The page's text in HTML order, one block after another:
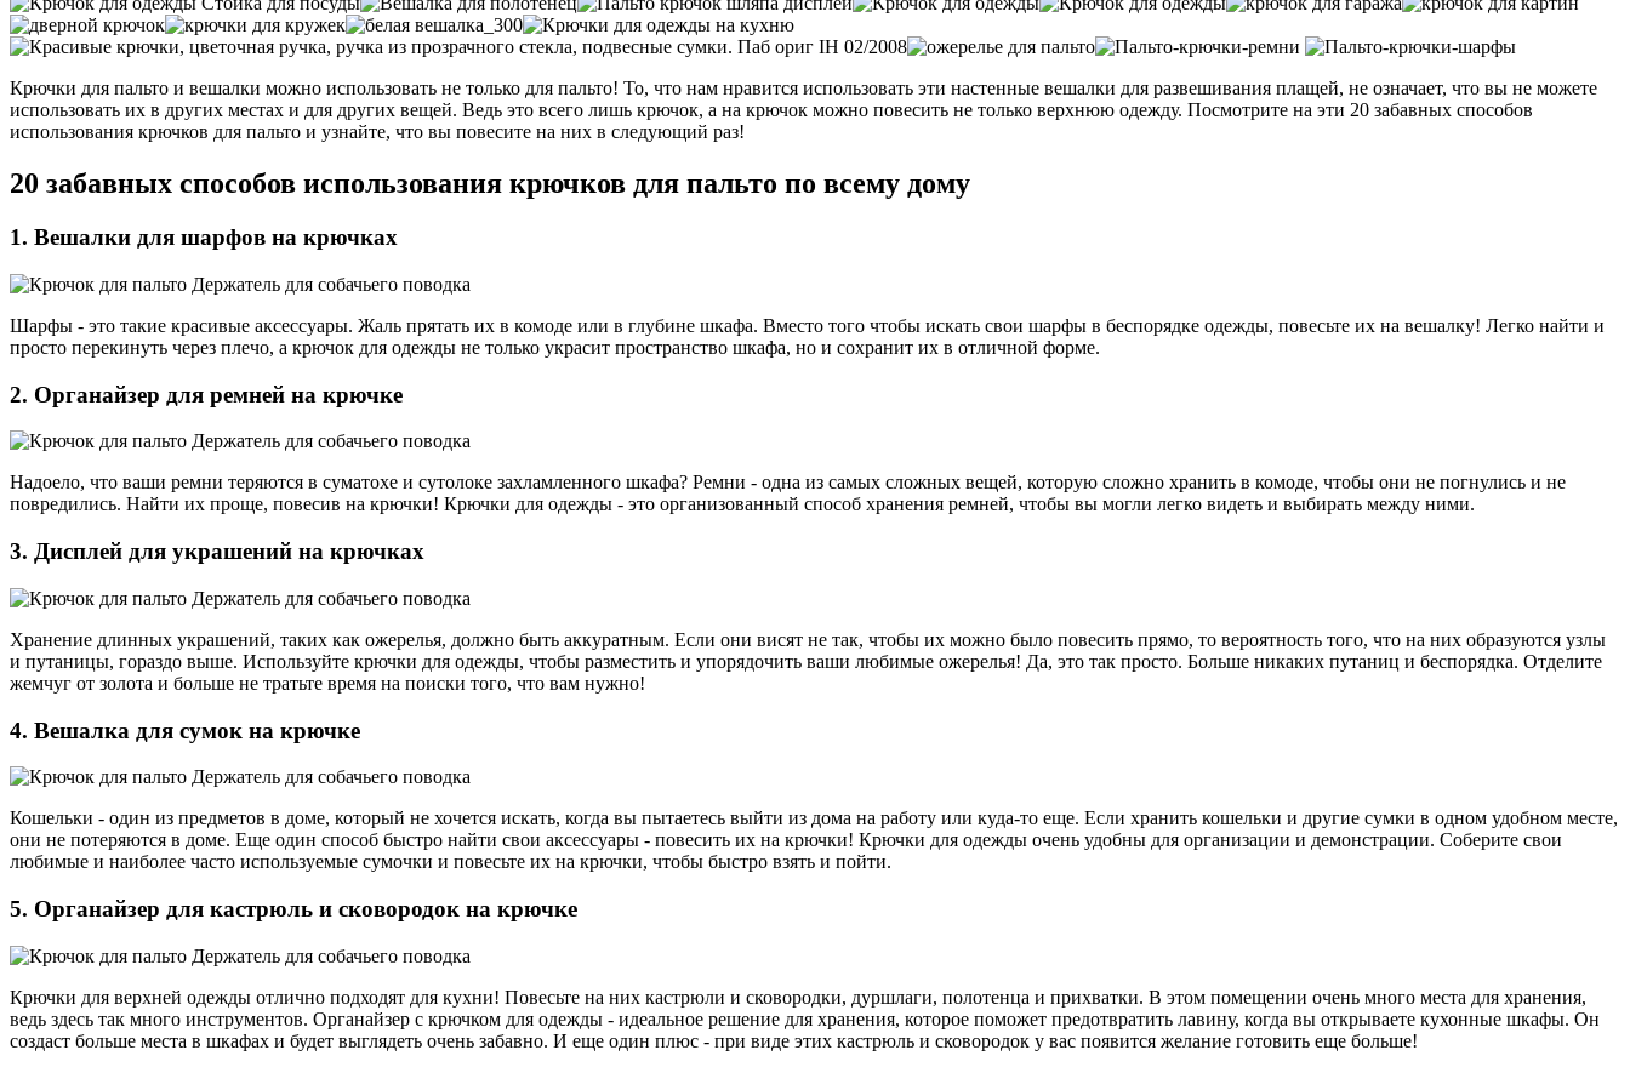
Крючки для пальто и вешалки можно использовать не только для пальто! То, что нам нравится использовать эти настенные вешалки для развешивания плащей, не означает, что вы не можете
использовать их в других местах и для других вещей. Ведь это всего лишь крючок, а на крючок можно повесить не только верхнюю одежду. Посмотрите на эти 20 забавных способов
использования крючков для пальто и узнайте, что вы повесите на них в следующий раз!
20 забавных способов использования крючков для пальто по всему дому
1. Вешалки для шарфов на крючках
Шарфы - это такие красивые аксессуары. Жаль прятать их в комоде или в глубине шкафа. Вместо того чтобы искать свои шарфы в беспорядке одежды, повесьте их на вешалку! Легко найти и
просто перекинуть через плечо, а крючок для одежды не только украсит пространство шкафа, но и сохранит их в отличной форме.
2. Органайзер для ремней на крючке
Надоело, что ваши ремни теряются в суматохе и сутолоке захламленного шкафа? Ремни - одна из самых сложных вещей, которую сложно хранить в комоде, чтобы они не погнулись и не
повредились. Найти их проще, повесив на крючки! Крючки для одежды - это организованный способ хранения ремней, чтобы вы могли легко видеть и выбирать между ними.
3. Дисплей для украшений на крючках
Хранение длинных украшений, таких как ожерелья, должно быть аккуратным. Если они висят не так, чтобы их можно было повесить прямо, то вероятность того, что на них образуются узлы
и путаницы, гораздо выше. Используйте крючки для одежды, чтобы разместить и упорядочить ваши любимые ожерелья! Да, это так просто. Больше никаких путаниц и беспорядка. Отделите
жемчуг от золота и больше не тратьте время на поиски того, что вам нужно!
4. Вешалка для сумок на крючке
Кошельки - один из предметов в доме, который не хочется искать, когда вы пытаетесь выйти из дома на работу или куда-то еще. Если хранить кошельки и другие сумки в одном удобном месте,
они не потеряются в доме. Еще один способ быстро найти свои аксессуары - повесить их на крючки! Крючки для одежды очень удобны для организации и демонстрации. Соберите свои
любимые и наиболее часто используемые сумочки и повесьте их на крючки, чтобы быстро взять и пойти.
5. Органайзер для кастрюль и сковородок на крючке
Крючки для верхней одежды отлично подходят для кухни! Повесьте на них кастрюли и сковородки, дуршлаги, полотенца и прихватки. В этом помещении очень много места для хранения,
ведь здесь так много инструментов. Органайзер с крючком для одежды - идеальное решение для хранения, которое поможет предотвратить лавину, когда вы открываете кухонные шкафы. Он
создаст больше места в шкафах и будет выглядеть очень забавно. И еще один плюс - при виде этих кастрюль и сковородок у вас появится желание готовить еще больше!